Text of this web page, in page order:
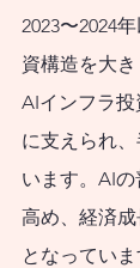
資信
師、日
構認
プ・
J-
ザー
年間活
2023〜2024
資構造を大き
AIインフラ
に支えられ
います。AI
高め、経済
となっていま